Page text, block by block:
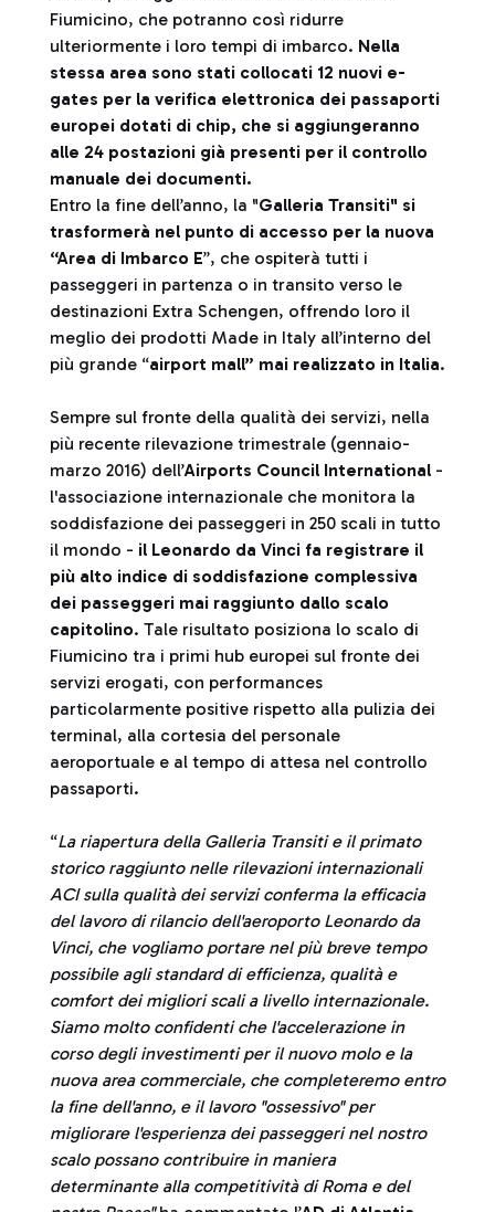
Fiumicino, che potranno così ridurre
ulteriormente i loro tempi di imbarco. Nella
stessa area sono stati collocati 12 nuovi e-
gates per la verifica elettronica dei passaporti
europei dotati di chip, che si aggiungeranno
alle 24 postazioni già presenti per il controllo
manuale dei documenti.
Entro la fine dell’anno, la "Galleria Transiti" si
trasformerà nel punto di accesso per la nuova
“Area di Imbarco E”, che ospiterà tutti i
passeggeri in partenza o in transito verso le
destinazioni Extra Schengen, offrendo loro il
meglio dei prodotti Made in Italy all’interno del
più grande “airport mall” mai realizzato in Italia.
Sempre sul fronte della qualità dei servizi, nella
più recente rilevazione trimestrale (gennaio-
marzo 2016) dell’Airports Council International -
l'associazione internazionale che monitora la
soddisfazione dei passeggeri in 250 scali in tutto
il mondo - il Leonardo da Vinci fa registrare il
più alto indice di soddisfazione complessiva
dei passeggeri mai raggiunto dallo scalo
capitolino. Tale risultato posiziona lo scalo di
Fiumicino tra i primi hub europei sul fronte dei
servizi erogati, con performances
particolarmente positive rispetto alla pulizia dei
terminal, alla cortesia del personale
aeroportuale e al tempo di attesa nel controllo
passaporti.
“La riapertura della Galleria Transiti e il primato
storico raggiunto nelle rilevazioni internazionali
ACI sulla qualità dei servizi conferma la efficacia
del lavoro di rilancio dell'aeroporto Leonardo da
Vinci, che vogliamo portare nel più breve tempo
possibile agli standard di efficienza, qualità e
comfort dei migliori scali a livello internazionale.
Siamo molto confidenti che l'accelerazione in
corso degli investimenti per il nuovo molo e la
nuova area commerciale, che completeremo entro
la fine dell'anno, e il lavoro "ossessivo" per
migliorare l'esperienza dei passeggeri nel nostro
scalo possano contribuire in maniera
determinante alla competitività di Roma e del